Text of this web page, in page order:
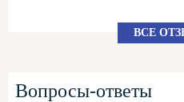
ВСЕ
Вопросы-ответы